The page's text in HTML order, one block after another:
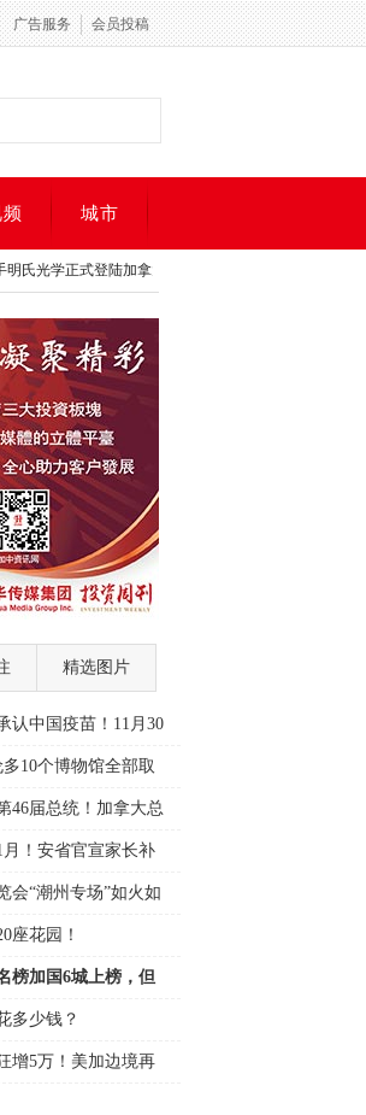
广告服务 会员投稿
城市
学正式登陆加拿大 Evertrust Upper Vista Welland取得
精选图片
认中国疫苗！11月30
10个博物馆全部取
46届总统！加拿大总
！安省官宣家长补
会“潮州专场”如火如
座花园！
榜加国6城上榜，但
多少钱？
增5万！美加边境再